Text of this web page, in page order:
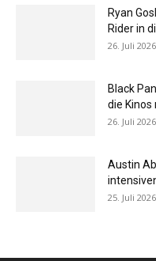
Ryan
Rider in
26. Juli 2026
Black
die Kinos
26. Juli 2026
Austin
25. Juli 2026